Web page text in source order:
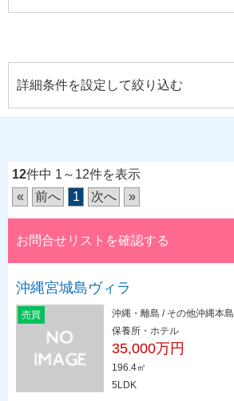
詳細条件を設定して絞り込む
12件中 1～12件を表示
«
前へ 1 次へ »
お問合せリストを確認する
沖縄宮城島ヴィラ
売買
沖縄・離島 / その他沖縄本島
保養所・ホテル
35,000万円
196.4㎡
5LDK